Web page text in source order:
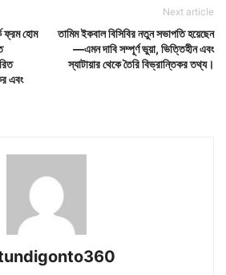
ফ্রম হোম
এবং
Next article
তামিম ইকবাল বিসিবির নতুন সভাপতি হয়েছেন
—এমন দাবি সম্পূর্ণ ভুয়া, ভিত্তিহীন এবং
স্যাটায়ার থেকে তৈরি বিভ্রান্তিকর তথ্য।